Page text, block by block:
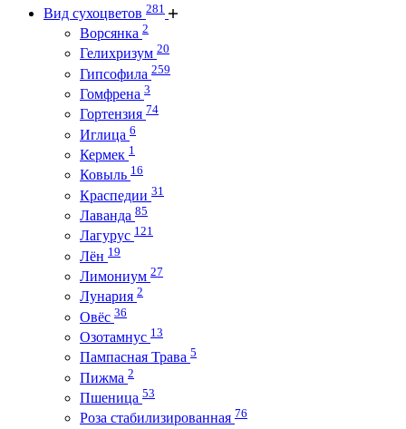
Вид сухоцветов 281
Ворсянка 2
Гелихризум 20
Гипсофила 259
Гомфрена 3
Гортензия 74
Иглица 6
Кермек 1
Ковыль 16
Краспедии 31
Лаванда 85
Лагурус 121
Лён 19
Лимониум 27
Лунария 2
Овёс 36
Озотамнус 13
Пампасная Трава 5
Пижма 2
Пшеница 53
Роза стабилизированная 76